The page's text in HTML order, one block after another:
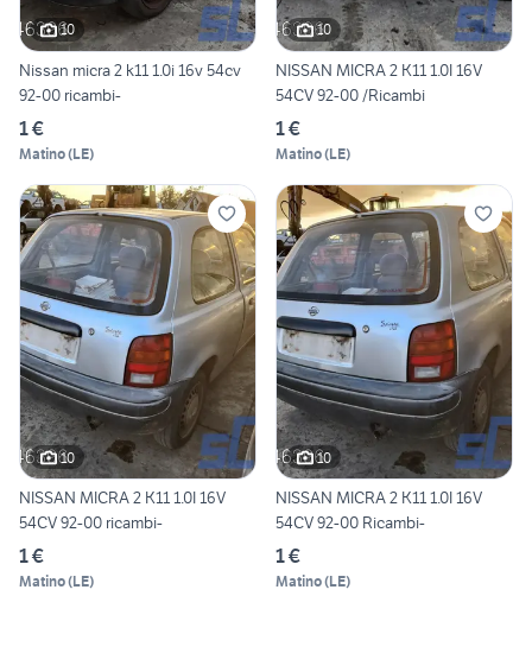
10
Nissan micra 2 k11 1.0i 16v 54cv
92-00 ricambi-
1 €
Matino(LE)
10
NISSAN MICRA 2 K11 1.0I 16V
54CV 92-00 /Ricambi
1 €
Matino(LE)
10
NISSAN MICRA 2 K11 1.0I 16V
54CV 92-00 ricambi-
1 €
Matino(LE)
10
NISSAN MICRA 2 K11 1.0I 16V
54CV 92-00 Ricambi-
1 €
Matino(LE)